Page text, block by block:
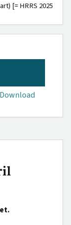
[= HRRS 2025